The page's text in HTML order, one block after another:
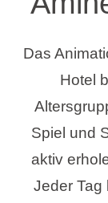
Blogs
Das
Hotel
Spiel und
aktiv
Jeder Tag